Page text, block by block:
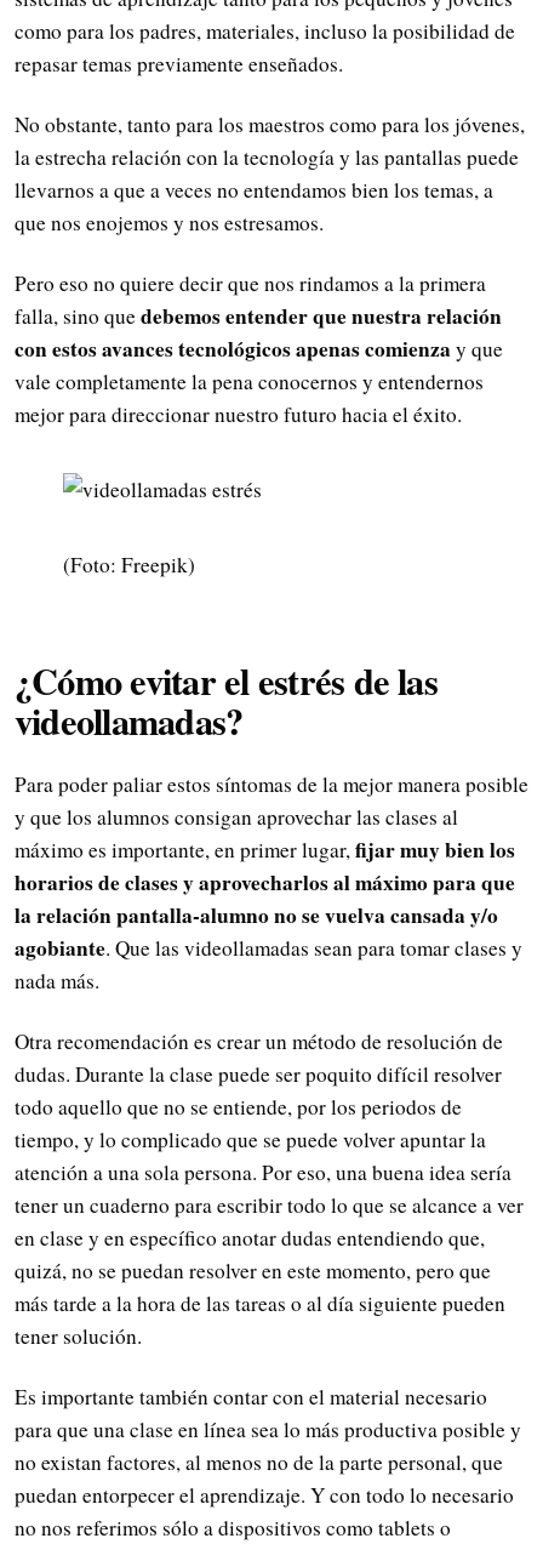
como para los padres, materiales, incluso la posibilidad de
repasar temas previamente enseñados.
No obstante, tanto para los maestros como para los jóvenes,
la estrecha relación con la tecnología y las pantallas puede
llevarnos a que a veces no entendamos bien los temas, a
que nos enojemos y nos estresamos.
Pero eso no quiere decir que nos rindamos a la primera
falla, sino quedebemos entender que nuestra relación
con estos avances tecnológicos apenas comienza y que
vale completamente la pena conocernos y entendernos
mejor para direccionar nuestro futuro hacia el éxito.
(Foto: Freepik)
¿Cómo evitar el estrés de las
videollamadas?
Para poder paliar estos síntomas de la mejor manera posible
y que los alumnos consigan aprovechar las clases al
máximo es importante, en primer lugar,fijar muy bien los
horarios de clases y aprovecharlos al máximo para que
la relación pantalla-alumno no se vuelva cansada y/o
agobiante. Que las videollamadas sean para tomar clases y
nada más.
Otra recomendación es crear un método de resolución de
dudas. Durante la clase puede ser poquito difícil resolver
todo aquello que no se entiende, por los periodos de
tiempo, y lo complicado que se puede volver apuntar la
atención a una sola persona. Por eso, una buena idea sería
tener un cuaderno para escribir todo lo que se alcance a ver
en clase y en específico anotar dudas entendiendo que,
quizá, no se puedan resolver en este momento, pero que
más tarde a la hora de las tareas o al día siguiente pueden
tener solución.
Es importante también contar con el material necesario
para que una clase en línea sea lo más productiva posible y
no existan factores, al menos no de la parte personal, que
puedan entorpecer el aprendizaje. Y con todo lo necesario
no nos referimos sólo a dispositivos como tablets o